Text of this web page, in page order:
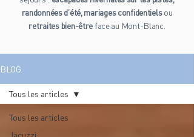
randonnées d’été, mariages confidentielsou
retraites bien-être face au Mont-Blanc.
BLOG
Tous les articles
Jacuzzi
Tous les articles